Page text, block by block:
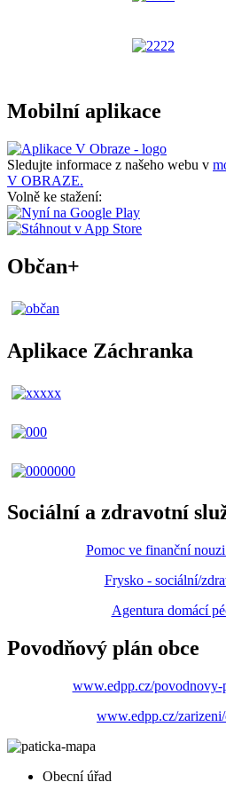
Mobilní aplikace
Sledujte informace z našeho webu v
V OBRAZE.
Volně ke stažení:
Občan+
Aplikace Záchranka
Sociální a zdravotní
Pomoc ve finanční
Frysko - sociální/
Agentura domácí
Povodňový plán obce
www.edpp.cz/povodnovy-
www.edpp.cz/
Obecní úřad